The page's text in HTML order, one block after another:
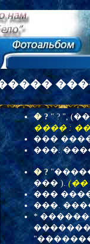
� ? " ? ",
���� :
���
���.
� ?
��� ). (��
���
���.
*